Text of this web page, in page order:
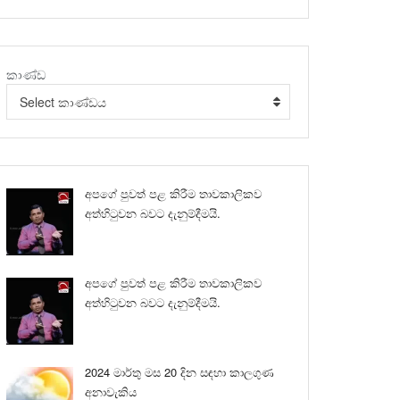
කාණ්ඩ
Select කාණ්ඩය
අපගේ පුවත් පළ කිරීම තාවකාලිකව
අත්හිටුවන බවට දැනුම්දීමයි.
අපගේ පුවත් පළ කිරීම තාවකාලිකව
අත්හිටුවන බවට දැනුම්දීමයි.
2024 මාර්තු මස 20 දින සඳහා කාලගුණ
අනාවැකිය